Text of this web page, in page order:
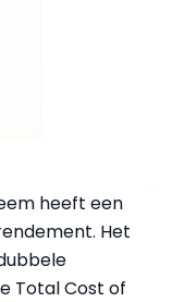
heeft een
Het
Total Cost of